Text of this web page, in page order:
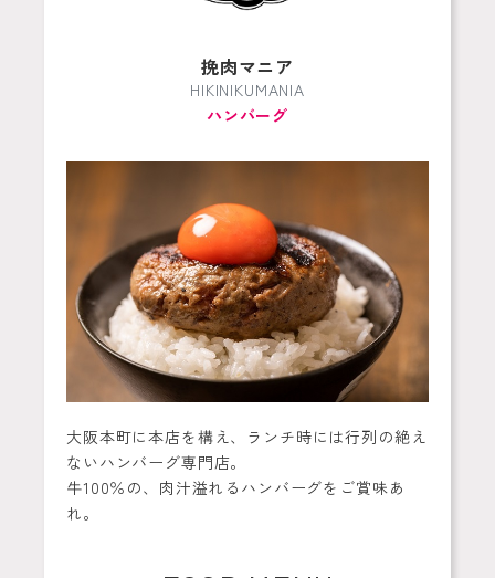
挽肉マニア
HIKINIKUMANIA
ハンバーグ
大阪本町に本店を構え、ランチ時には行列の絶え
ないハンバーグ専門店。
牛100％の、肉汁溢れるハンバーグをご賞味あ
れ。